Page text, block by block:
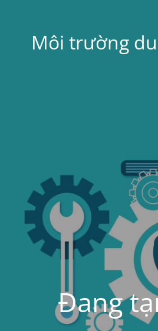
Môi trường
Đang